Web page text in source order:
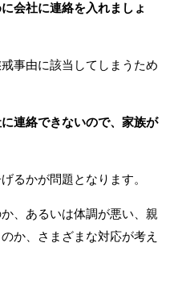
会社に連絡を入れましょ
事由に該当してしまうため
連絡できないので、家族が
るかが問題となります。
、あるいは体調が悪い、親
か、さまざまな対応が考え